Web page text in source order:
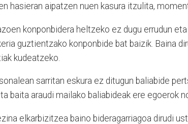
hasieran aipatzen nuen kasura itzulita,
konponbidera heltzeko ez dugu errudun
guztientzako konponbide bat baizik. Baina
kudeatzeko.
sarritan eskura ez ditugun baliabide
baita araudi mailako baliabideak ere egoerok
elkarbizitzea baino bideragarriagoa dirudi